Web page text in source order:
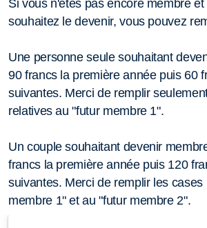
Si vous n'êtes pas encore membre
souhaitez le devenir, vous pouvez
Une personne seule souhaitant
90 francs la première année puis 60
suivantes. Merci de remplir
relatives au "futur membre 1".
Un couple souhaitant devenir
francs la première année puis 120
suivantes. Merci de remplir les cases
membre 1" et au "futur membre 2".